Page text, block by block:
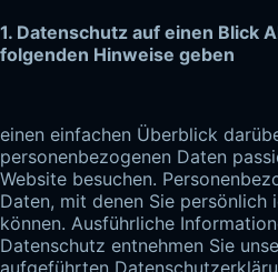
1. Datenschutz auf einen Blick
folgenden Hinweise geben
einen einfachen Überblick
personenbezogenen Daten
Website besuchen.
Daten, mit denen Sie
können. Ausführliche
Datenschutz entnehmen Sie
aufgeführten